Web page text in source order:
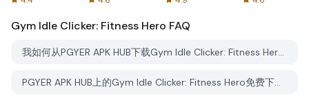
Gym Idle Clicker: Fitness Hero FAQ
我如何从PGYER APK HUB下载Gym Idle Clicker: Fitness Hero？
PGYER APK HUB上的Gym Idle Clicker: Fitness Hero免费下载吗？